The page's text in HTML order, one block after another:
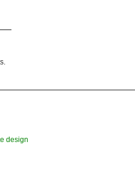
design